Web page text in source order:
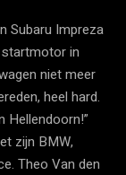
Subaru Impreza
startmotor in
niet meer
heel hard.
Hellendoorn!”
zijn BMW,
Theo Van den